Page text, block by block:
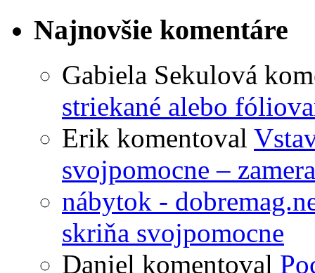
Najnovšie komentáre
Gabiela Sekulová
striekané alebo
Erik komentoval
svojpomocne –
nábytok -
skriňa svojpomocne
Daniel komentoval